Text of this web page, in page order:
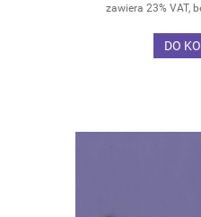
zawiera 23% VAT,
DO